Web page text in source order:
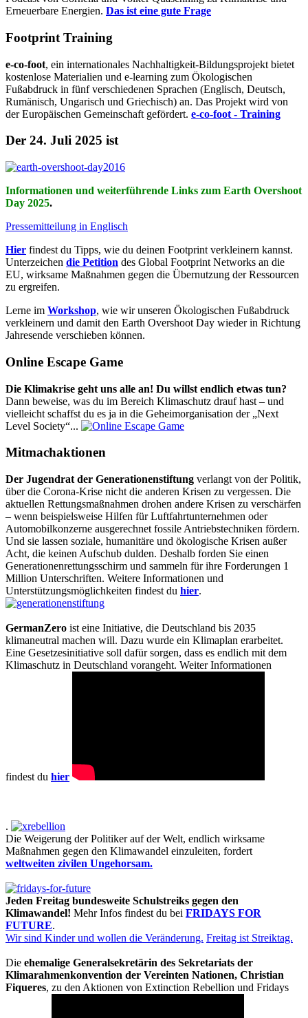
Erneuerbare Energien. Das ist eine gute Frage
Footprint Training
e-co-foot, ein internationales Nachhaltigkeit-Bildungsprojekt bietet
kostenlose Materialien und e-learning zum Ökologischen
Fußabdruck in fünf verschiedenen Sprachen (Englisch, Deutsch,
Rumänisch, Ungarisch und Griechisch) an. Das Projekt wird von
der Europäischen Gemeinschaft gefördert. e-co-foot - Training
Der 24. Juli 2025 ist
Informationen und weiterführende Links zum Earth Overshoot
Day 2025.
Pressemitteilung in Englisch
Hier findest du Tipps, wie du deinen Footprint verkleinern kannst.
Unterzeichen die Petition des Global Footprint Networks an die
EU, wirksame Maßnahmen gegen die Übernutzung der Ressourcen
zu ergreifen.
Lerne im Workshop, wie wir unseren Ökologischen Fußabdruck
verkleinern und damit den Earth Overshoot Day wieder in Richtung
Jahresende verschieben können.
Online Escape Game
Die Klimakrise geht uns alle an! Du willst endlich etwas tun?
Dann beweise, was du im Bereich Klimaschutz drauf hast – und
vielleicht schaffst du es ja in die Geheimorganisation der „Next
Level Society“...
Mitmachaktionen
Der Jugendrat der Generationenstiftung verlangt von der Politik,
über die Corona-Krise nicht die anderen Krisen zu vergessen. Die
aktuellen Rettungsmaßnahmen drohen andere Krisen zu verschärfen
– wenn beispielsweise Hilfen für Luftfahrtunternehmen oder
Automobilkonzerne ausgerechnet fossile Antriebstechniken fördern.
Und sie lassen soziale, humanitäre und ökologische Krisen außer
Acht, die keinen Aufschub dulden. Deshalb forden Sie einen
Generationenrettungsschirm und sammeln für ihre Forderungen 1
Million Unterschriften. Weitere Informationen und
Unterstützungsmöglichkeiten findest du hier.
GermanZero ist eine Initiative, die Deutschland bis 2035
klimaneutral machen will. Dazu wurde ein Klimaplan erarbeitet.
Eine Gesetzesinitiative soll dafür sorgen, dass es endlich mit dem
Klimaschutz in Deutschland vorangeht. Weiter Informationen
findest du hier
.
Die Weigerung der Politiker auf der Welt, endlich wirksame
Maßnahmen gegen den Klimawandel einzuleiten, fordert
weltweiten zivilen Ungehorsam.
Jeden Freitag bundesweite Schulstreiks gegen den
Klimawandel! Mehr Infos findest du bei FRIDAYS FOR
FUTURE.
Wir sind Kinder und wollen die Veränderung. Freitag ist Streiktag.
Die ehemalige Generalsekretärin des Sekretariats der
Klimarahmenkonvention der Vereinten Nationen, Christian
Fiqueres, zu den Aktionen von Extinction Rebellion und Fridays